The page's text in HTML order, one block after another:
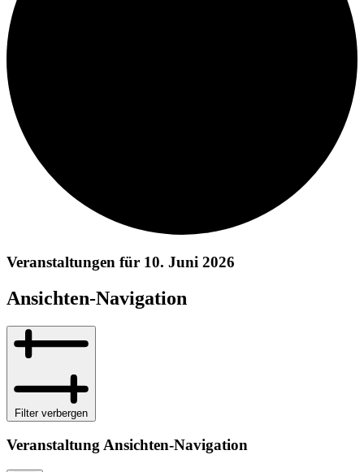
Veranstaltungen für 10. Juni 2026
Ansichten-Navigation
Filter verbergen
Veranstaltung Ansichten-Navigation